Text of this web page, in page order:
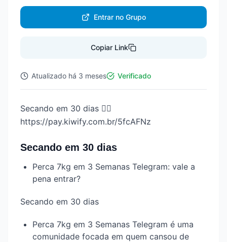
Entrar no Grupo
Copiar Link
Atualizado há 3 meses Verificado
Secando em 30 dias 👇🏻
https://pay.kiwify.com.br/5fcAFNz
Secando em 30 dias
Perca 7kg em 3 Semanas Telegram: vale a
pena entrar?
Secando em 30 dias
Perca 7kg em 3 Semanas Telegram é uma
comunidade focada em quem cansou de